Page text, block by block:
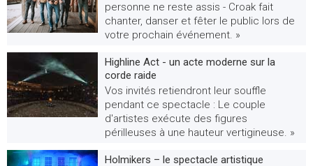
personne ne reste assis - Croak fait
chanter, danser et fêter le public lors de
votre prochain événement. »
Highline Act - un acte moderne sur la
corde raide
Vos invités retiendront leur souffle
pendant ce spectacle : Le couple
d'artistes exécute des figures
périlleuses à une hauteur vertigineuse. »
Holmikers – le spectacle artistique